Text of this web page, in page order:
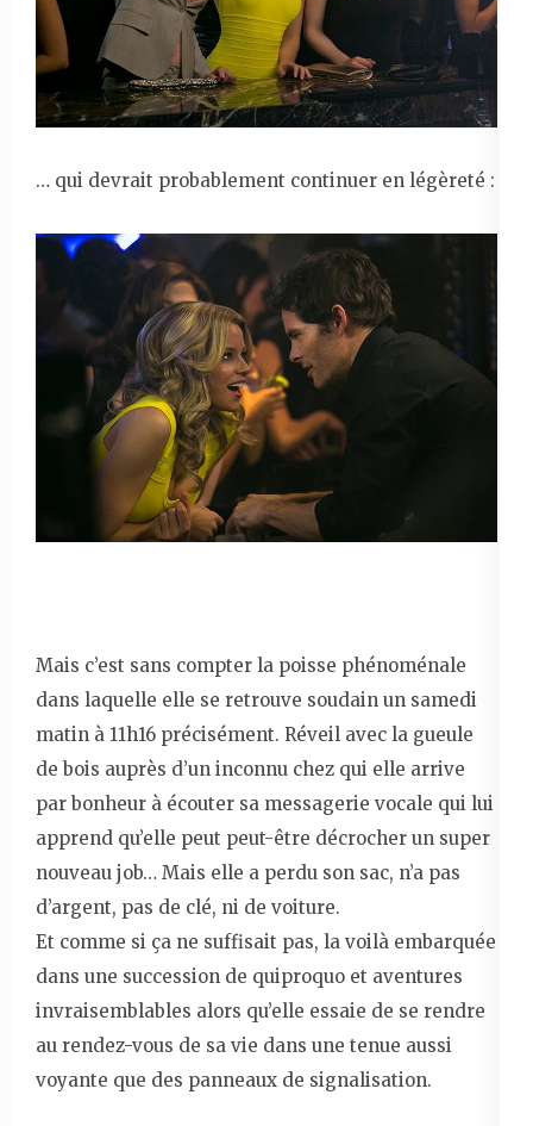
… qui devrait probablement continuer en légèreté :
Mais c’est sans compter la poisse phénoménale
dans laquelle elle se retrouve soudain un samedi
matin à 11h16 précisément. Réveil avec la gueule
de bois auprès d’un inconnu chez qui elle arrive
par bonheur à écouter sa messagerie vocale qui lui
apprend qu’elle peut peut-être décrocher un super
nouveau job… Mais elle a perdu son sac, n’a pas
d’argent, pas de clé, ni de voiture.
Et comme si ça ne suffisait pas, la voilà embarquée
dans une succession de quiproquo et aventures
invraisemblables alors qu’elle essaie de se rendre
au rendez-vous de sa vie dans une tenue aussi
voyante que des panneaux de signalisation.